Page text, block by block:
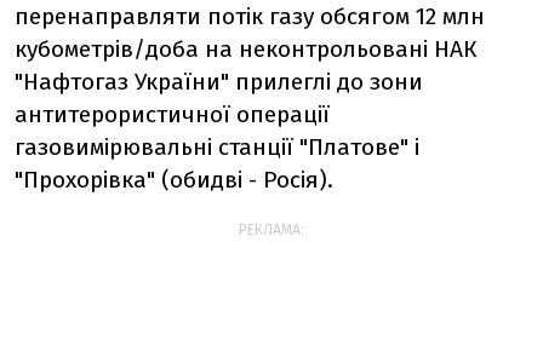
перенаправляти потік газу обсягом 12 млн
кубометрів/доба на неконтрольовані НАК
"Нафтогаз України" прилеглі до зони
антитерористичної операції
газовимірювальні станції "Платове" і
"Прохорівка" (обидві - Росія).
РЕКЛАМА: